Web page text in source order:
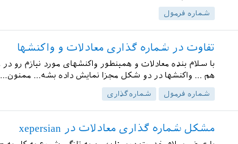
شماره فرمول
تفاوت در شماره گذاری معادلات و واکنشها
هم ... واکنشها در دو شکل مجزا نمایش داده بشه... ممنون...
شماره فرمول شماره‌گذاری
مشکل شماره گذاری معادلات در xepersian